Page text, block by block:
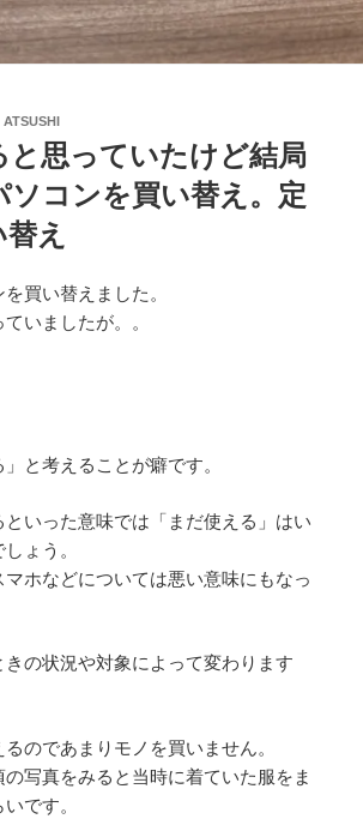
ATSUSHI
と思っていたけど結局
ソコンを買い替え。定
え
買い替えました。
いましたが。。
と考えることが癖です。
いった意味では「まだ使える」はい
ょう。
ホなどについては悪い意味にもなっ
きの状況や対象によって変わります
のであまりモノを買いません。
写真をみると当時に着ていた服をま
です。